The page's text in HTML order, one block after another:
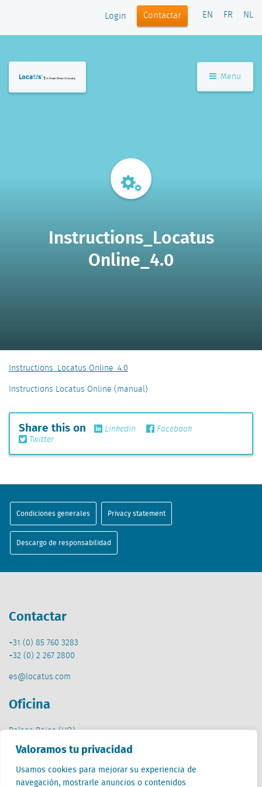
Valoramos tu privacidad
Usamos cookies para mejorar su experiencia de
navegación, mostrarle anuncios o contenidos
Login Contactar EN FR NL
Menu
Instructions_Locatus
Online_4.0
Instructions_Locatus Online_4.0
Instructions Locatus Online (manual)
Share this on Linkedin
Facebook
Twitter
Condiciones generales Privacy statement
Descargo de responsabilidad
Contactar
+31 (0) 85 760 3283
+32 (0) 2 267 2800
es@locatus.com
Oficina
Países Bajos (HQ)
Creative Valley
Stationsplein 32
3511 ED Utrecht